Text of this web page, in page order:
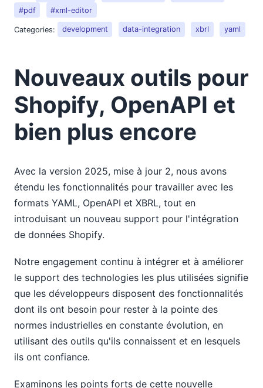
#pdf #xml-editor
Categories: development data-integration xbrl yaml
Nouveaux outils pour
Shopify, OpenAPI et
bien plus encore
Avec la version 2025, mise à jour 2, nous avons
étendu les fonctionnalités pour travailler avec les
formats YAML, OpenAPI et XBRL, tout en
introduisant un nouveau support pour l'intégration
de données Shopify.
Notre engagement continu à intégrer et à améliorer
le support des technologies les plus utilisées signifie
que les développeurs disposent des fonctionnalités
dont ils ont besoin pour rester à la pointe des
normes industrielles en constante évolution, en
utilisant des outils qu'ils connaissent et en lesquels
ils ont confiance.
Examinons les points forts de cette nouvelle